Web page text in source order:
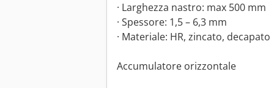
· Larghezza nastro: max 500 mm
· Spessore: 1,5 – 6,3 mm
· Materiale: HR, zincato, decapato
Accumulatore orizzontale